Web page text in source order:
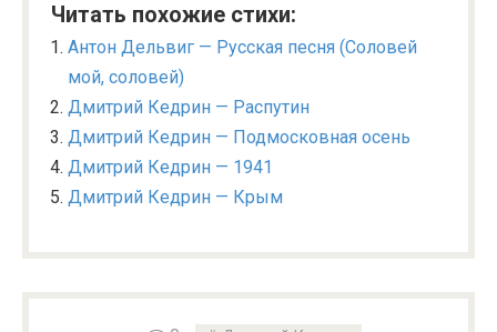
Читать похожие стихи:
Антон Дельвиг — Русская песня (Соловей
мой, соловей)
Дмитрий Кедрин — Распутин
Дмитрий Кедрин — Подмосковная осень
Дмитрий Кедрин — 1941
Дмитрий Кедрин — Крым